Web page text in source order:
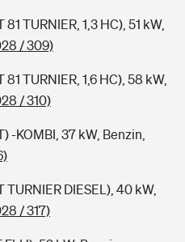
TURNIER, 1,3 HC), 51 kW,
/ 309)
TURNIER, 1,6 HC), 58 kW,
/ 310)
-KOMBI, 37 kW, Benzin,
TURNIER DIESEL), 40 kW,
/ 317)